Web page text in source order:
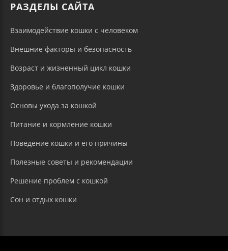
РАЗДЕЛЫ САЙТА
Взаимодействие кошки с человеком
Внешние факторы и безопасность
Возраст и жизненный цикл кошки
Здоровье и благополучие кошки
Основы ухода за кошкой
Питание и кормление кошки
Поведение кошки и его причины
Полезные советы и рекомендации
Решение проблем с кошкой
Сон и отдых кошки